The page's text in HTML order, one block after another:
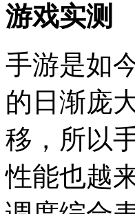
游戏实测
手游是如
的日渐庞
移，所以
性能也越